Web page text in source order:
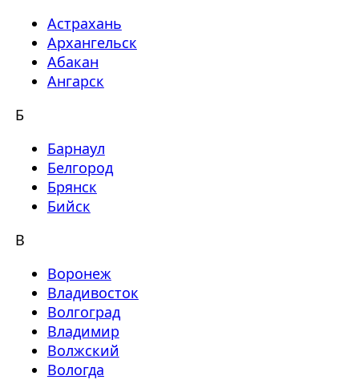
Астрахань
Архангельск
Абакан
Ангарск
Б
Барнаул
Белгород
Брянск
Бийск
В
Воронеж
Владивосток
Волгоград
Владимир
Волжский
Вологда